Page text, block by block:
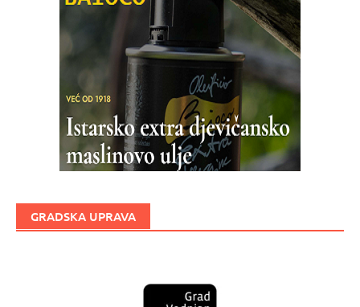
GRADSKA UPRAVA